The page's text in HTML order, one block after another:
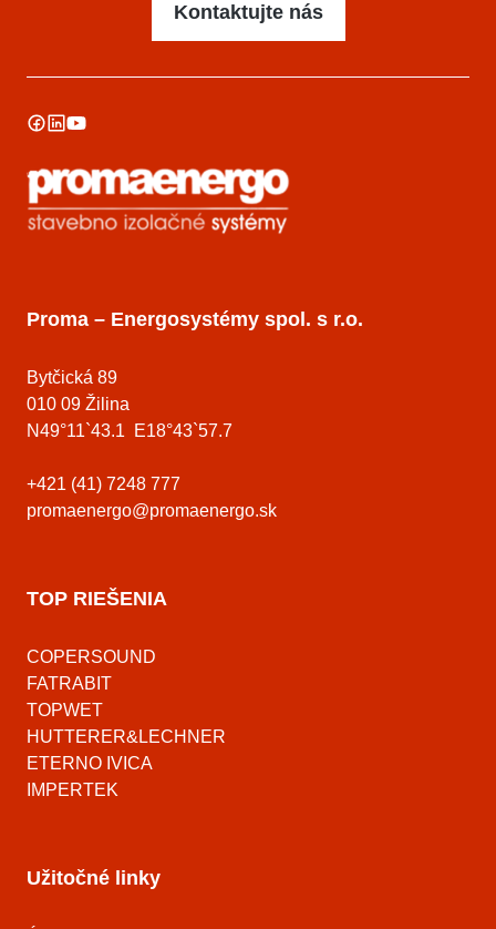
Kontaktujte nás
Proma – Energosystémy spol. s r.o.
Bytčická 89
010 09 Žilina
N49°11`43.1 E18°43`57.7
+421 (41) 7248 777
promaenergo@promaenergo.sk
TOP RIEŠENIA
COPERSOUND
FATRABIT
TOPWET
HUTTERER&LECHNER
ETERNO IVICA
IMPERTEK
Užitočné linky